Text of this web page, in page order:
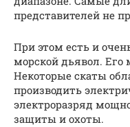
представителей не
При этом есть и
морской дьявол. Его
Некоторые скаты
производить
электроразряд
защиты и охоты.